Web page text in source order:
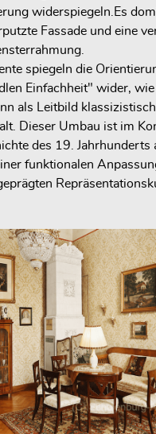
widerspiegeln.Es
Fassade und eine
spiegeln die
Einfachheit" wider,
als Leitbild
Dieser Umbau ist im
des 19. Jahrhunderts
funktionalen